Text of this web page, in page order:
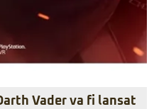
Vader va fi lansat